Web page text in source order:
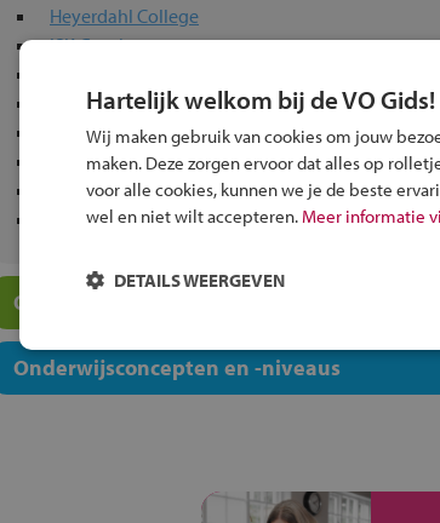
Heyerdahl College
ISK Groningen
Kentalis Dr. J. de Graafschool VSO
Lauwers College Grijpskerk
Leon van Gelder
Luzac Groningen
Maartenscollege Haren
Overige scholen in jouw regio
Onderwijsconcepten en -niveaus
Hartelijk welkom bij de VO Gids!
Wij maken gebruik van cookies om jouw
maken. Deze zorgen ervoor dat alles op
voor alle cookies, kunnen we je de beste
wel en niet wilt accepteren. Meer informatie
DETAILS WEERGEVEN